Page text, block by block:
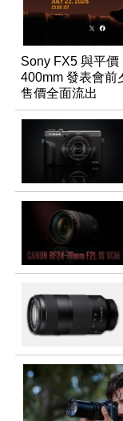
Sony FX5 與平價
400mm 發表會前
售價全面流出